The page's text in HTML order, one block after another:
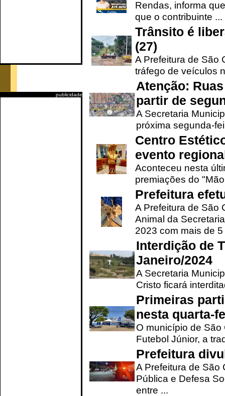
publicidade
Rendas, informa
que o contribuinte ...
Trânsito é
(27)
A Prefeitura de São
tráfego de veículos
Atenção:
partir de
A Secretaria
próxima segunda-
Centro
evento
Aconteceu nesta
premiações do
Prefeitura
A Prefeitura de São
Animal da
2023 com mais de 5
Interdição de
Janeiro/2024
A Secretaria
Cristo ficará
Primeiras
nesta quarta-
O município de
Futebol Júnior, a
Prefeitura
A Prefeitura de São
Pública e Defesa
entre ...